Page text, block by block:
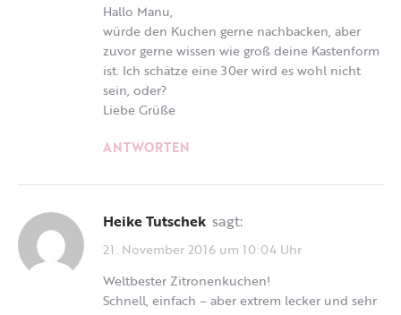
Hallo Manu,
würde den Kuchen gerne nachbacken, aber
zuvor gerne wissen wie groß deine Kastenform
ist. Ich schätze eine 30er wird es wohl nicht
sein, oder?
Liebe Grüße
ANTWORTEN
Heike Tutschek sagt:
21. November 2016 um 10:04 Uhr
Weltbester Zitronenkuchen!
Schnell, einfach – aber extrem lecker und sehr